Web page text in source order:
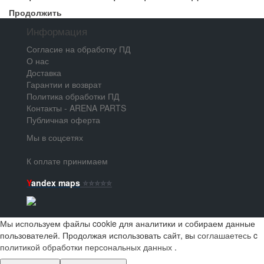
Продолжить
Информация
Согласие на обработку ПД
О нас
Доставка
Гарантии и возврат
Политика обработки ПД
Контакты - ARENA PARTS
Публичная оферта
Мы в соцсетях
К оплате принимаем
Yandex maps ⭐️⭐️⭐️⭐️⭐️
Мы используем файлы cookie для аналитики и собираем данные
пользователей. Продолжая использовать сайт, вы соглашаетесь c
политикой обработки персональных данных .